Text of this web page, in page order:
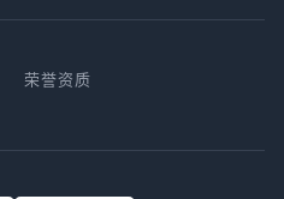
荣誉资质